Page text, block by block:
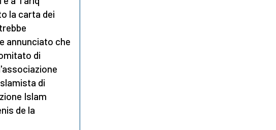
la carta dei
annunciato che
di
di
Islam
de la